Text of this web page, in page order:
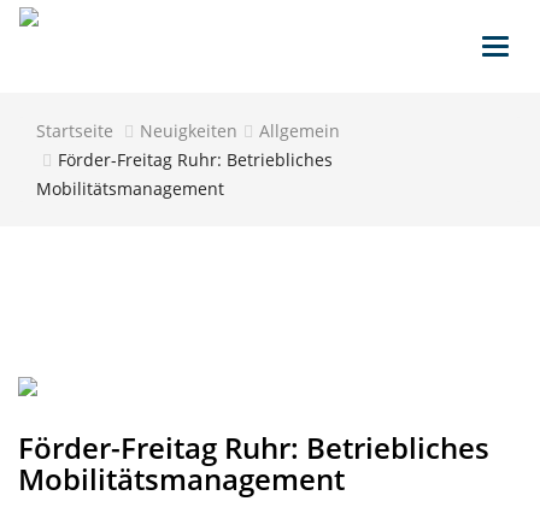
Startseite Neuigkeiten
Allgemein
Förder-Freitag Ruhr: Betriebliches
Mobilitätsmanagement
Förder-Freitag Ruhr: Betriebliches
Mobilitätsmanagement